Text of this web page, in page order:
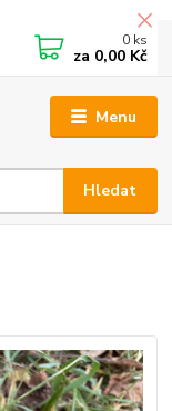
Menu
Hledat
0 ks
za 0,00 Kč